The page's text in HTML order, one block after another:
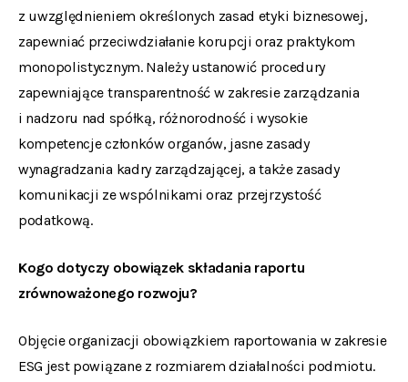
z uwzględnieniem określonych zasad etyki biznesowej,
zapewniać przeciwdziałanie korupcji oraz praktykom
monopolistycznym. Należy ustanowić procedury
zapewniające transparentność w zakresie zarządzania
i nadzoru nad spółką, różnorodność i wysokie
kompetencje członków organów, jasne zasady
wynagradzania kadry zarządzającej, a także zasady
komunikacji ze wspólnikami oraz przejrzystość
podatkową.
Kogo dotyczy obowiązek składania raportu
zrównoważonego rozwoju?
Objęcie organizacji obowiązkiem raportowania w zakresie
ESG jest powiązane z rozmiarem działalności podmiotu.